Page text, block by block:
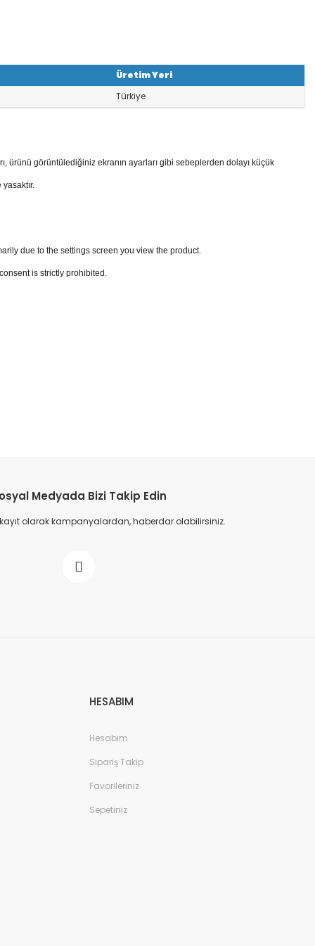
Üretim Yeri
Türkiye
ürünü görüntülediğiniz ekranın ayarları gibi sebeplerden dolayı küçük
due to the settings screen you view the product.
is strictly prohibited.
Medyada Bizi Takip Edin
olarak kampanyalardan, haberdar olabilirsiniz.
HESABIM
Hesabım
Sipariş Takip
Favorileriniz
Sepetiniz